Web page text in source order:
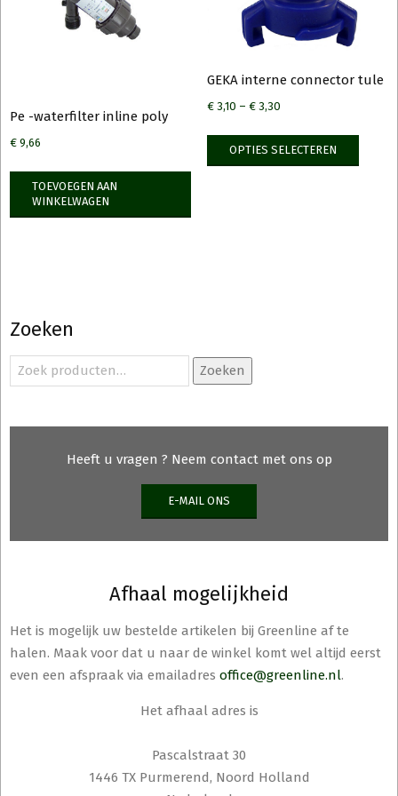
Pe -waterfilter inline poly
€ 9,66
TOEVOEGEN AAN
WINKELWAGEN
GEKA interne connector tule
€3,10 – €3,30
OPTIES SELECTEREN
Dit
Zoeken
Zoeken
naar:
Zoeken
Heeft u vragen ? Neem contact met ons op
E-MAIL ONS
Afhaal mogelijkheid
Het is mogelijk uw bestelde artikelen bij Greenline af te
halen. Maak voor dat u naar de winkel komt wel altijd eerst
even een afspraak via emailadres office@greenline.nl.
Het afhaal adres is
Pascalstraat 30
1446 TX Purmerend, Noord Holland